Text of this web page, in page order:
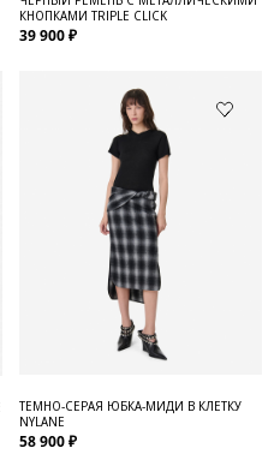
КНОПКАМИ TRIPLE CLICK
39 900 ₽
ТЕМНО-СЕРАЯ ЮБКА-МИДИ В КЛЕТКУ
NYLANE
58 900 ₽